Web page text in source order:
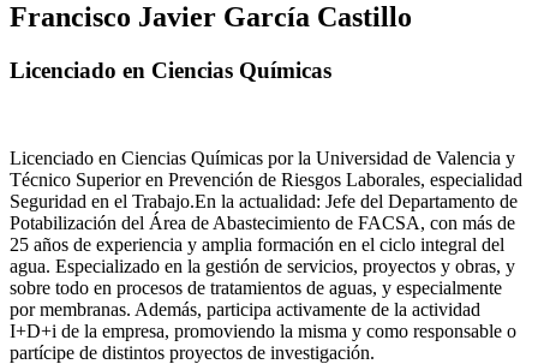
Francisco Javier García Castillo
Licenciado en Ciencias Químicas
Licenciado en Ciencias Químicas por la Universidad de Valencia y
Técnico Superior en Prevención de Riesgos Laborales, especialidad
Seguridad en el Trabajo.En la actualidad: Jefe del Departamento de
Potabilización del Área de Abastecimiento de FACSA, con más de
25 años de experiencia y amplia formación en el ciclo integral del
agua. Especializado en la gestión de servicios, proyectos y obras, y
sobre todo en procesos de tratamientos de aguas, y especialmente
por membranas. Además, participa activamente de la actividad
I+D+i de la empresa, promoviendo la misma y como responsable o
partícipe de distintos proyectos de investigación.